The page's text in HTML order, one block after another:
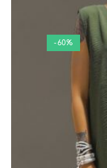
-60%